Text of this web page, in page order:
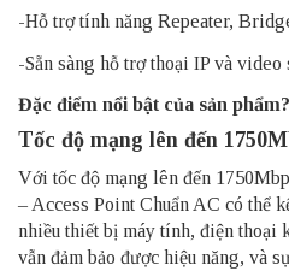
-Hỗ trợ tính năng Repeater,
-Sẵn sàng hỗ trợ thoại IP và
Đặc điểm nổi bật của sản phẩm?
Tốc độ mạng lên đến
Với tốc độ mạng lên đến
– Access Point Chuẩn AC có thể
nhiều thiết bị máy tính, điện thoại
vẫn đảm bảo được hiệu năng, và